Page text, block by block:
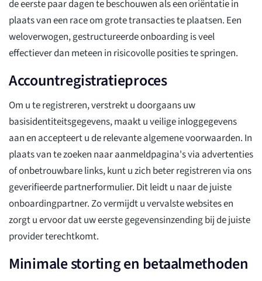
de eerste paar dagen te beschouwen als een oriëntatie in
plaats van een race om grote transacties te plaatsen. Een
weloverwogen, gestructureerde onboarding is veel
effectiever dan meteen in risicovolle posities te springen.
Accountregistratieproces
Om u te registreren, verstrekt u doorgaans uw
basisidentiteitsgegevens, maakt u veilige inloggegevens
aan en accepteert u de relevante algemene voorwaarden. In
plaats van te zoeken naar aanmeldpagina's via advertenties
of onbetrouwbare links, kunt u zich beter registreren via ons
geverifieerde partnerformulier. Dit leidt u naar de juiste
onboardingpartner. Zo vermijdt u vervalste websites en
zorgt u ervoor dat uw eerste gegevensinzending bij de juiste
provider terechtkomt.
Minimale storting en betaalmethoden